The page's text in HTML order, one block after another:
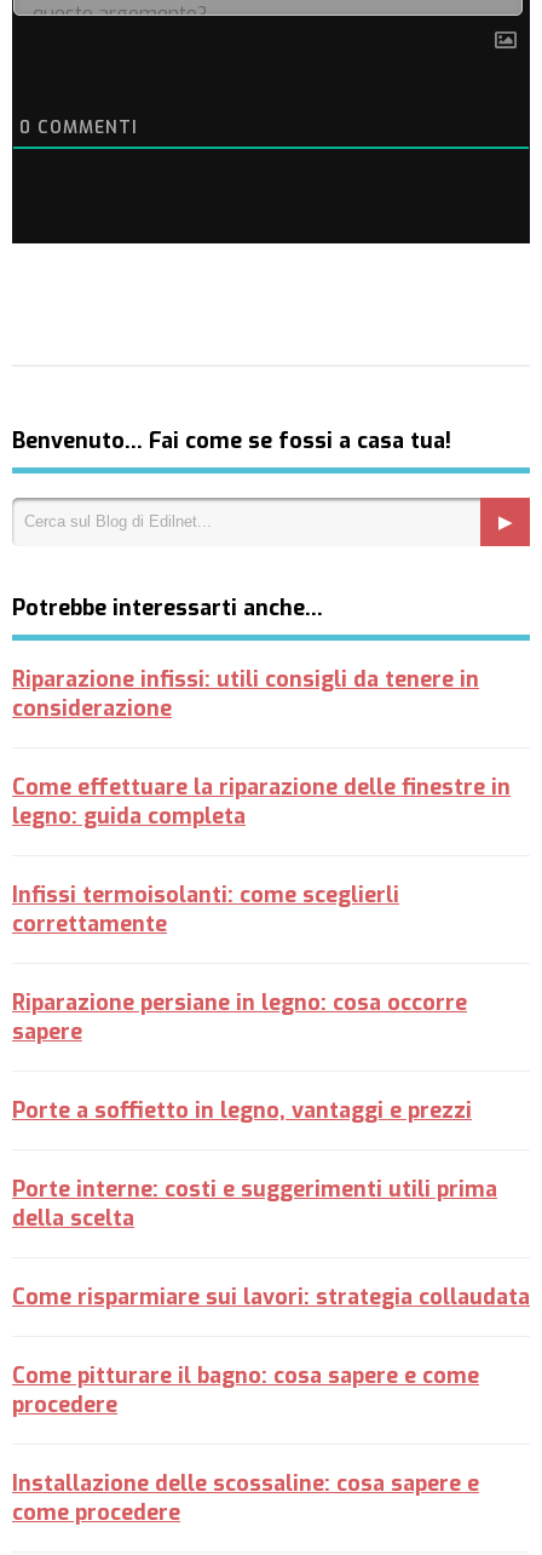
0 COMMENTI
Benvenuto… Fai come se fossi a casa tua!
Potrebbe interessarti anche…
Riparazione infissi: utili consigli da tenere in
considerazione
Come effettuare la riparazione delle finestre in
legno: guida completa
Infissi termoisolanti: come sceglierli
correttamente
Riparazione persiane in legno: cosa occorre
sapere
Porte a soffietto in legno, vantaggi e prezzi
Porte interne: costi e suggerimenti utili prima
della scelta
Come risparmiare sui lavori: strategia collaudata
Come pitturare il bagno: cosa sapere e come
procedere
Installazione delle scossaline: cosa sapere e
come procedere